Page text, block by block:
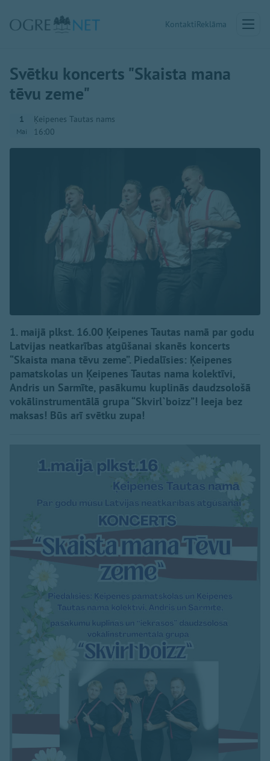
KontaktiReklāma
Svētku koncerts "Skaista mana
tēvu zeme"
1
Mai
Ķeipenes Tautas nams
16:00
1. maijā plkst. 16.00 Ķeipenes Tautas namā par godu
Latvijas neatkarības atgūšanai skanēs koncerts
“Skaista mana tēvu zeme”. Piedalīsies: Ķeipenes
pamatskolas un Ķeipenes Tautas nama kolektīvi,
Andris un Sarmīte, pasākumu kuplinās daudzsološā
vokālinstrumentālā grupa “Skvirl`boizz”! Ieeja bez
maksas! Būs arī svētku zupa!